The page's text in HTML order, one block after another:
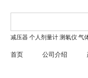
减压器 个人剂量计 测氡仪 气
首页 公司介绍